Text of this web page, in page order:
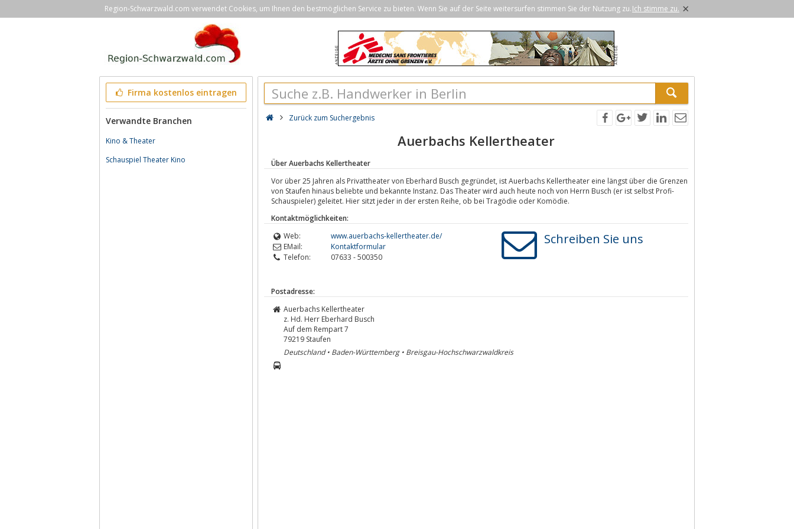
Region-Schwarzwald.com verwendet Cookies, um Ihnen den bestmöglichen Service zu bieten. Wenn Sie auf der Seite weitersurfen stimmen Sie der Nutzung zu.Ich stimme zu. ×
Firma kostenlos eintragen
Verwandte Branchen
Kino & Theater
Schauspiel Theater Kino
Zurück zum Suchergebnis
Auerbachs Kellertheater
Über Auerbachs Kellertheater
Vor über 25 Jahren als Privattheater von Eberhard Busch gegründet, ist Auerbachs Kellertheater eine längst über die Grenzen
von Staufen hinaus beliebte und bekannte Instanz. Das Theater wird auch heute noch von Herrn Busch (er ist selbst Profi-
Schauspieler) geleitet. Hier sitzt jeder in der ersten Reihe, ob bei Tragödie oder Komödie.
Kontaktmöglichkeiten:
Web:
www.auerbachs-kellertheater.de/
EMail:
Kontaktformular
Telefon:
07633 - 500350
Schreiben Sie uns
Postadresse:
Auerbachs Kellertheater
z. Hd. Herr Eberhard Busch
Auf dem Rempart 7
79219 Staufen
Deutschland • Baden-Württemberg • Breisgau-Hochschwarzwaldkreis